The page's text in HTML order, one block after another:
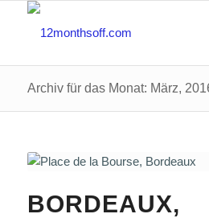
Archiv für das Monat: März,
BORDEAUX,